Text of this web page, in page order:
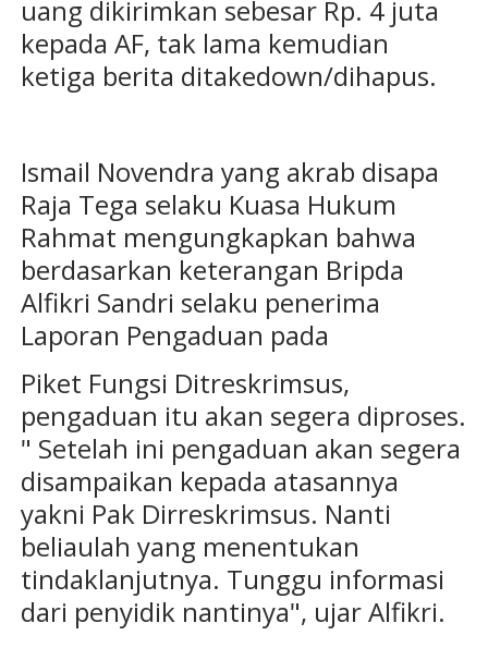
uang dikirimkan sebesar Rp. 4 juta
kepada AF, tak lama kemudian
ketiga berita ditakedown/dihapus.
Ismail Novendra yang akrab disapa
Raja Tega selaku Kuasa Hukum
Rahmat mengungkapkan bahwa
berdasarkan keterangan Bripda
Alfikri Sandri selaku penerima
Laporan Pengaduan pada
Piket Fungsi Ditreskrimsus,
pengaduan itu akan segera diproses.
" Setelah ini pengaduan akan segera
disampaikan kepada atasannya
yakni Pak Dirreskrimsus. Nanti
beliaulah yang menentukan
tindaklanjutnya. Tunggu informasi
dari penyidik nantinya", ujar Alfikri.